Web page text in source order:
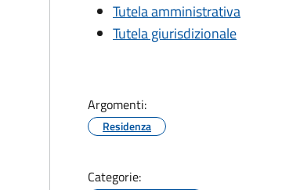
Tutela amministrativa
Tutela giurisdizionale
Argomenti:
Residenza
Categorie: